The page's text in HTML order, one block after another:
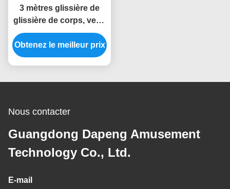
3 mètres glissière de
glissière de corps, verte
et jaune ouverte de haut
de piscine
Obtenez le meilleur prix
Nous contacter
Guangdong Dapeng Amusement
Technology Co., Ltd.
E-mail